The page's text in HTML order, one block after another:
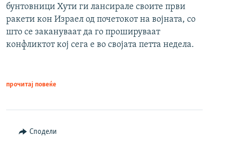
бунтовници Хути ги лансирале своите први
ракети кон Израел од почетокот на војната, со
што се закануваат да го прошируваат
конфликтот кој сега е во својата петта недела.
прочитај повеќе
Сподели